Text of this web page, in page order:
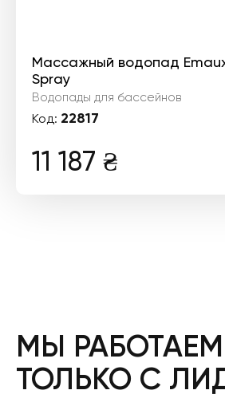
Массажный водопад
Spray
Водопады для бассейнов
Код: 22817
11 187 ₴
МЫ РАБОТАЕМ
ТОЛЬКО С